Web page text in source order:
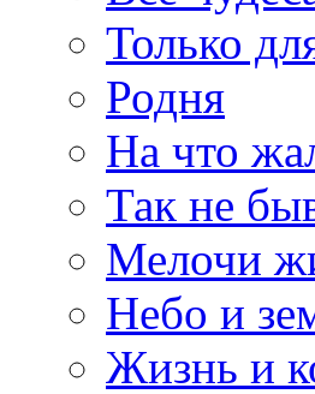
Только
Родня
На что
Так не
Мелочи
Небо и
Жизнь и